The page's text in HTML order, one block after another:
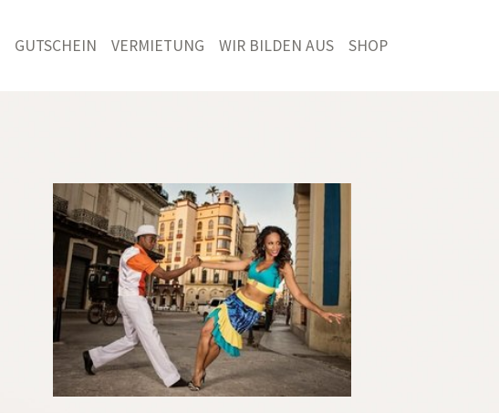
GUTSCHEIN VERMIETUNG WIR BILDEN AUS SHOP